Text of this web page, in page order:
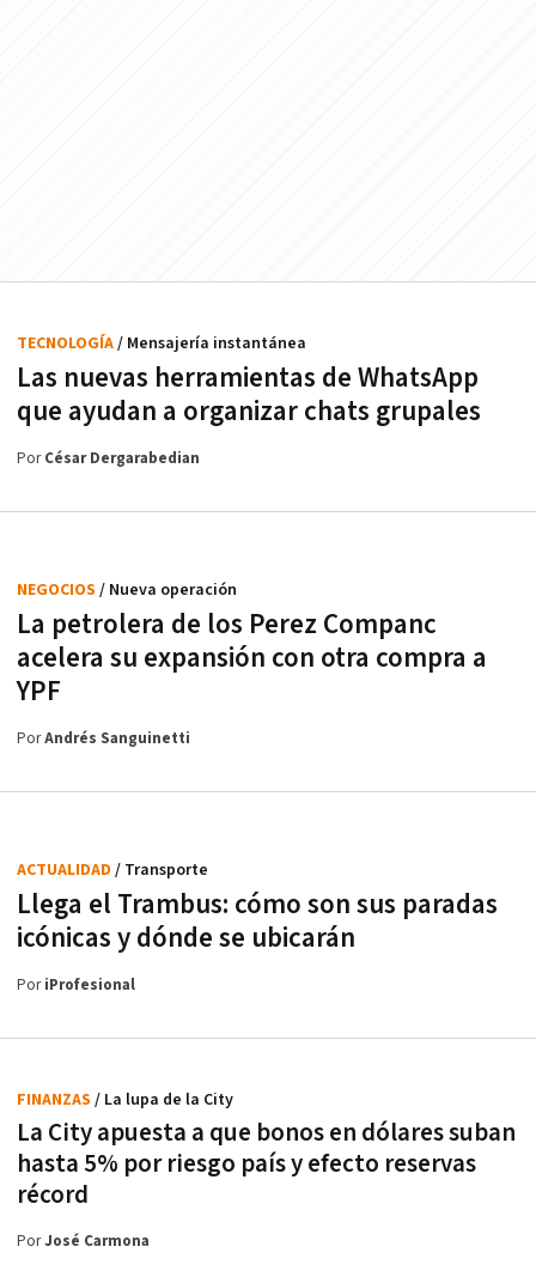
Las nuevas herramientas de WhatsApp
que ayudan a organizar chats grupales
TECNOLOGÍA/ Mensajería instantánea
PorCésar Dergarabedian
La petrolera de los Perez Companc
acelera su expansión con otra compra a
YPF
NEGOCIOS / Nueva operación
PorAndrés Sanguinetti
Llega el Trambus: cómo son sus paradas
icónicas y dónde se ubicarán
ACTUALIDAD / Transporte
PoriProfesional
La City apuesta a que bonos en dólares suban
hasta 5% por riesgo país y efecto reservas
récord
FINANZAS / La lupa de la City
PorJosé Carmona